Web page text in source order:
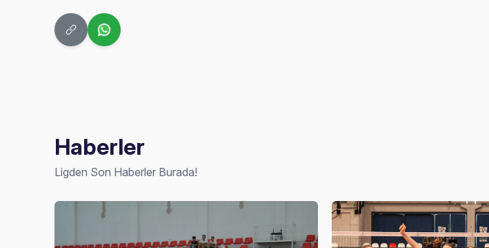
Haberler
Ligden Son Haberler Burada!